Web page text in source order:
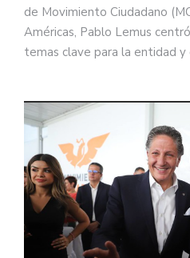
de Movimiento Ciudadano
Américas, Pablo Lemus
temas clave para la entidad